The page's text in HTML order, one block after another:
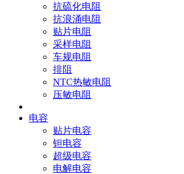
抗硫化电阻
抗浪涌电阻
贴片电阻
采样电阻
车规电阻
排阻
NTC热敏电阻
压敏电阻
电容
贴片电容
钽电容
超级电容
电解电容